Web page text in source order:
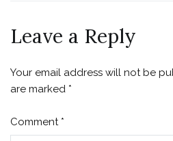
Leave a Reply
Your email address will not be
are marked *
Comment *